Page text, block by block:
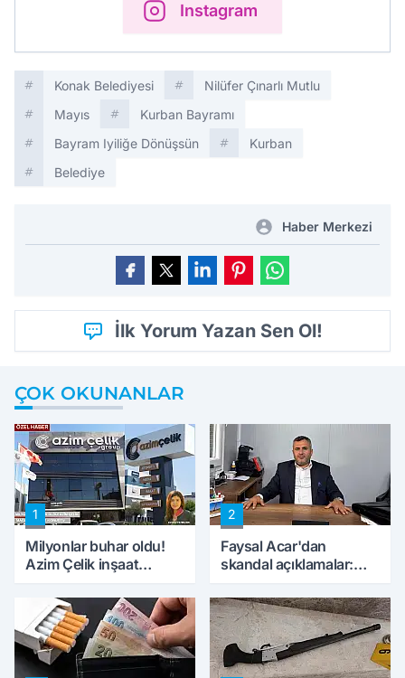
Instagram
Konak Belediyesi
Nilüfer Çınarlı Mutlu
Mayıs
Kurban Bayramı
Bayram Iyiliğe Dönüşsün
Kurban
Belediye
Haber Merkezi
İlk Yorum Yazan Sen Ol!
ÇOK OKUNANLAR
1
Milyonlar buhar oldu!
Azim Çelik inşaat
konuştu
2
Faysal Acar'dan
skandal açıklamalar:
peynircilerimizi de
kıskaca aldı, müdahale
ettik'